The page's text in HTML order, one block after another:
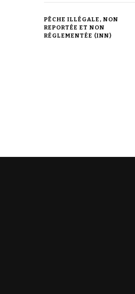
PÊCHE ILLÉGALE, NON
REPORTÉE ET NON
RÉGLEMENTÉE (INN)